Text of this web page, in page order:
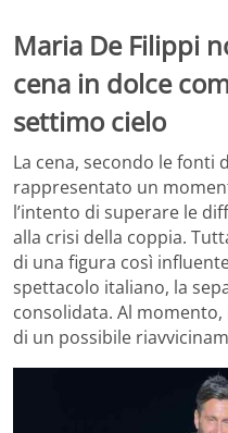
Maria De Filippi
cena in dolce
settimo cielo
La cena, secondo le fonti
rappresentato un
l’intento di superare le
alla crisi della coppia.
di una figura così
spettacolo italiano, la
consolidata. Al
di un possibile